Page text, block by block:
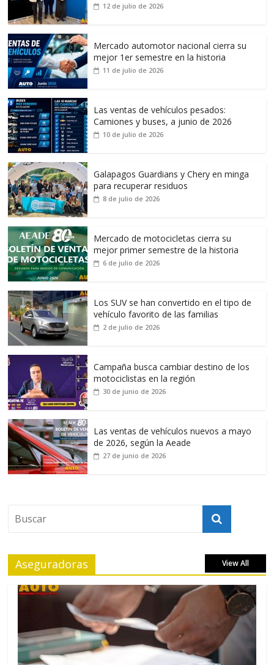
12 de julio de 2026
Mercado automotor nacional cierra su
mejor 1er semestre en la historia
11 de julio de 2026
Las ventas de vehículos pesados:
Camiones y buses, a junio de 2026
10 de julio de 2026
Galapagos Guardians y Chery en minga
para recuperar residuos
8 de julio de 2026
Mercado de motocicletas cierra su
mejor primer semestre de la historia
6 de julio de 2026
Los SUV se han convertido en el tipo de
vehículo favorito de las familias
2 de julio de 2026
Campaña busca cambiar destino de los
motociclistas en la región
30 de junio de 2026
Las ventas de vehículos nuevos a mayo
de 2026, según la Aeade
27 de junio de 2026
Aseguradoras View All